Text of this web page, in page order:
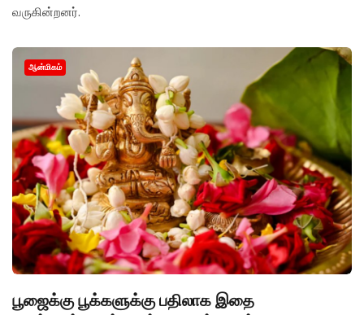
வருகின்றனர்.
ஆன்மிகம்
பூஜைக்கு பூக்களுக்கு பதிலாக இதை